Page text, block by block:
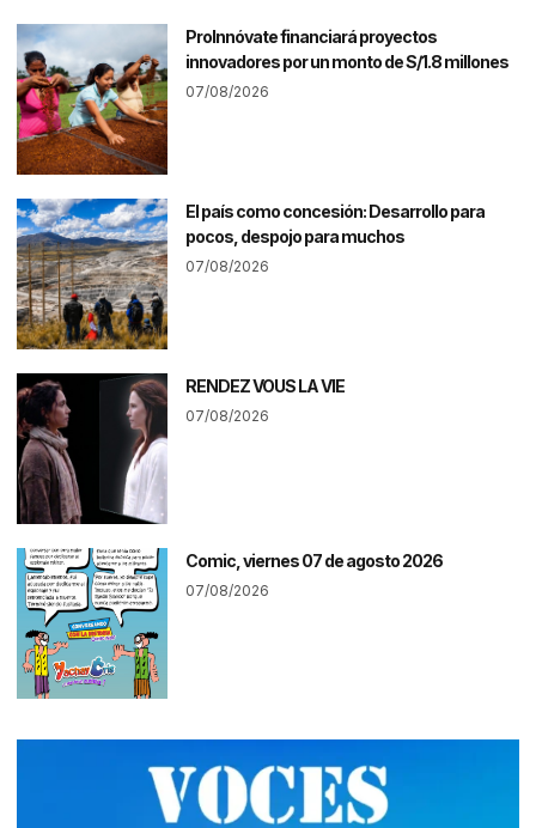
ProInnóvate financiará proyectos
innovadores por un monto de S/1.8 millones
07/08/2026
El país como concesión: Desarrollo para
pocos, despojo para muchos
07/08/2026
RENDEZ VOUS LA VIE
07/08/2026
Comic, viernes 07 de agosto 2026
07/08/2026